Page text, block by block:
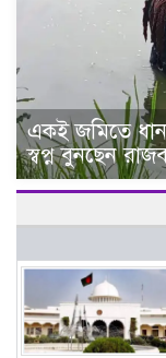
একই জমিতে
স্বপ্ন বুনছেন